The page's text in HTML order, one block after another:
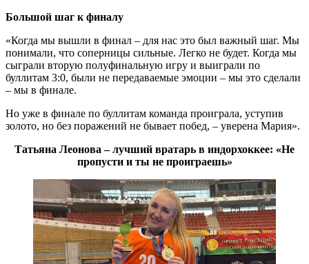
Большой шаг к финалу
«Когда мы вышли в финал – для нас это был важный шаг. Мы
понимали, что соперницы сильные. Легко не будет. Когда мы
сыграли вторую полуфинальную игру и выиграли по
буллитам 3:0, были не передаваемые эмоции – мы это сделали
– мы в финале.
Но уже в финале по буллитам команда проиграла, уступив
золото, но без поражений не бывает побед, – уверена Мария».
Татьяна Леонова – лучший вратарь в индорхоккее: «Не
пропусти и ты не проиграешь»